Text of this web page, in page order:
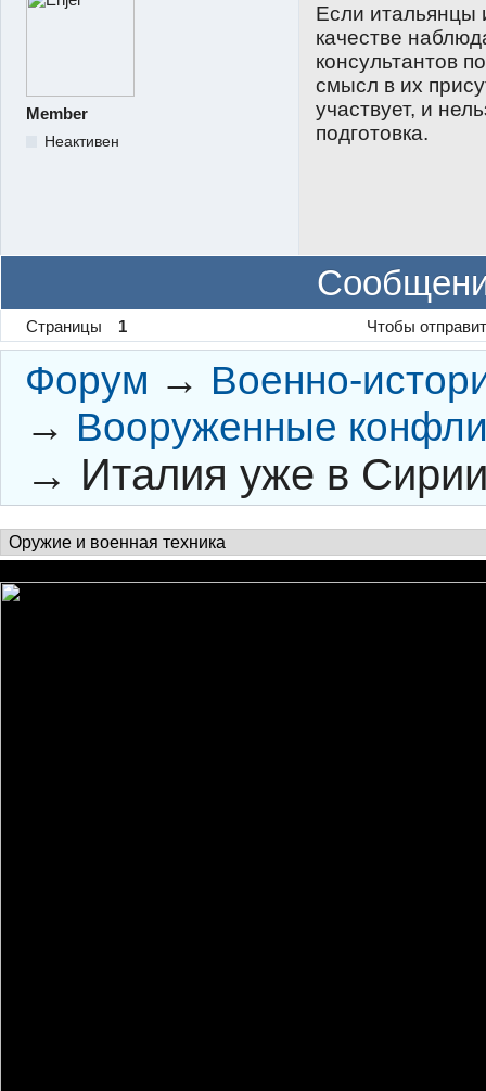
Member
Неактивен
Если итальянцы
качестве
консультантов
смысл в их
участвует, и
подготовка.
Страницы 1 Чтобы
Форум → Военно-
→ Вооруженные
→ Италия уже в